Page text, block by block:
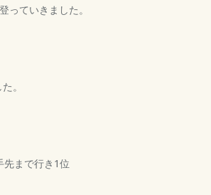
っていきました。
。
まで行き1位